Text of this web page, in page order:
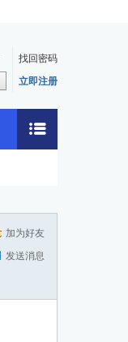
找回密码
立即注册
加为好友
发送消息